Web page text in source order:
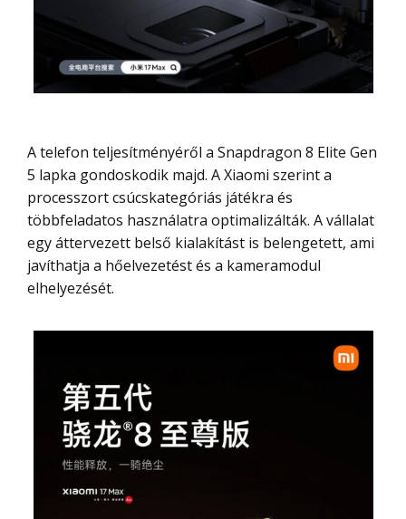
A telefon teljesítményéről a Snapdragon 8 Elite Gen
5 lapka gondoskodik majd. A Xiaomi szerint a
processzort csúcskategóriás játékra és
többfeladatos használatra optimalizálták. A vállalat
egy áttervezett belső kialakítást is belengetett, ami
javíthatja a hőelvezetést és a kameramodul
elhelyezését.